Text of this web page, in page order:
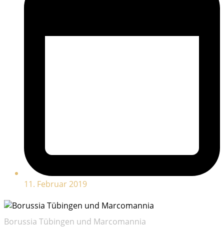
11. Februar 2019
Borussia Tübingen und Marcomannia